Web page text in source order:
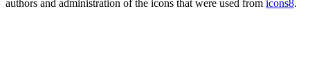
authors and administration of the icons that were used from icons8.